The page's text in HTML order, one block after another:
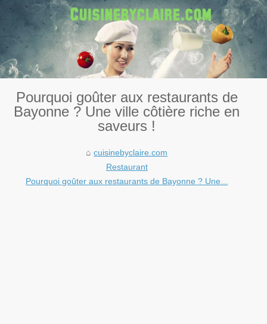
Pourquoi goûter aux restaurants de
Bayonne ? Une ville côtière riche en
saveurs !
cuisinebyclaire.com
Restaurant
Pourquoi goûter aux restaurants de Bayonne ? Une...